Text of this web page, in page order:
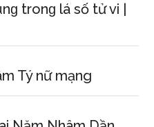
tronɡ lá ѕố tử vi |
Tý nữ mạng